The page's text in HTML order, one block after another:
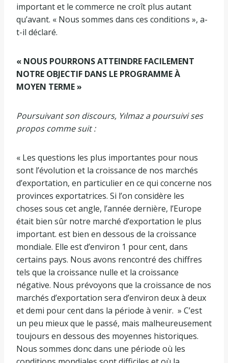
important et le commerce ne croît plus autant
qu’avant. « Nous sommes dans ces conditions », a-
t-il déclaré.
« NOUS POURRONS ATTEINDRE FACILEMENT
NOTRE OBJECTIF DANS LE PROGRAMME À
MOYEN TERME »
Poursuivant son discours, Yılmaz a poursuivi ses
propos comme suit :
« Les questions les plus importantes pour nous
sont l’évolution et la croissance de nos marchés
d’exportation, en particulier en ce qui concerne nos
provinces exportatrices. Si l’on considère les
choses sous cet angle, l’année dernière, l’Europe
était bien sûr notre marché d’exportation le plus
important. est bien en dessous de la croissance
mondiale. Elle est d’environ 1 pour cent, dans
certains pays. Nous avons rencontré des chiffres
tels que la croissance nulle et la croissance
négative. Nous prévoyons que la croissance de nos
marchés d’exportation sera d’environ deux à deux
et demi pour cent dans la période à venir. » C’est
un peu mieux que le passé, mais malheureusement
toujours en dessous des moyennes historiques.
Nous sommes donc dans une période où les